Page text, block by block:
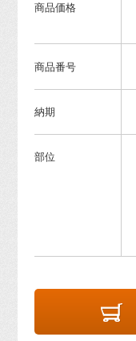
商品価格
商品番号
納期
部位